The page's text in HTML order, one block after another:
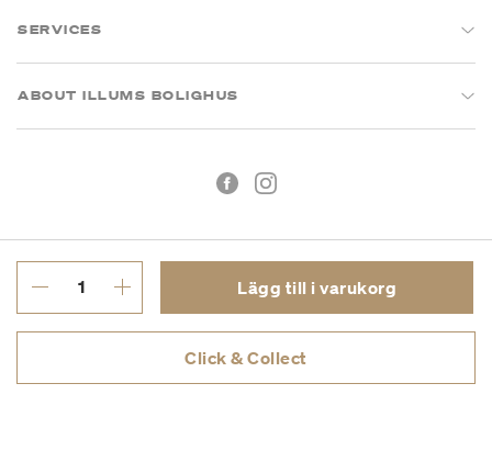
Lägg till i varukorg
Click & Collect
SERVICES
ABOUT ILLUMS BOLIGHUS
Org.nr: 55681353-8701